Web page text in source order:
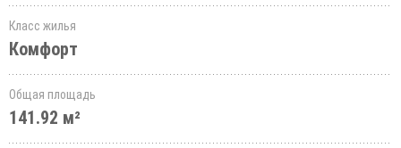
Класс жилья
Комфорт
Общая площадь
141.92 м²